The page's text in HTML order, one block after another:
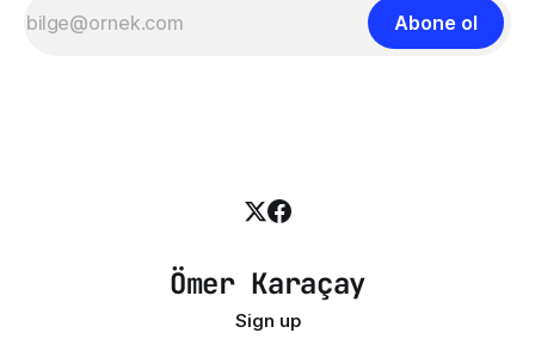
Abone ol
Ömer Karaçay
Sign up